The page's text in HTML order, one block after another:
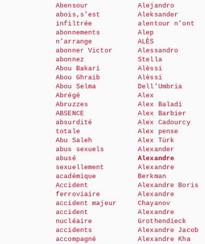
Abensour
abois,s’est
infiltrée
abonnements
n’arrange
abonner Victor
abonnez
Abou Bakari
Abou Ghraib
Abou Selma
Abrégé
Abruzzes
ABSENCE
absurdité
totale
Abu Saleh
abus sexuels
abusé
sexuellement
académique
Accident
ferroviaire
accident majeur
accident
nucléaire
accidents
accompagné
Alejandro
Aleksander
alentour n’ont
Alep
ALÈS
Alessandro
Stella
Alèssi
Alèssi
Dell’Umbria
Alex
Alex Baladi
Alex Barbier
Alex Cadourcy
Alex pense
Alex Türk
Alexander
Alexandre
Alexandre
Berkman
Alexandre Boris
Alexandre
Chayanov
Alexandre
Grothendieck
Alexandre Jacob
Alexandre Kha